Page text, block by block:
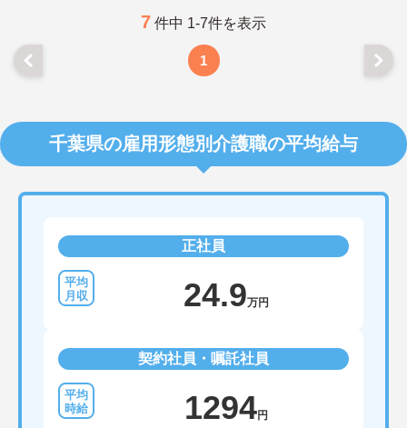
7 件中 1-7件を表示
1
千葉県の雇用形態別介護職の平均給与
正社員
24.9万円
契約社員・嘱託社員
1294円